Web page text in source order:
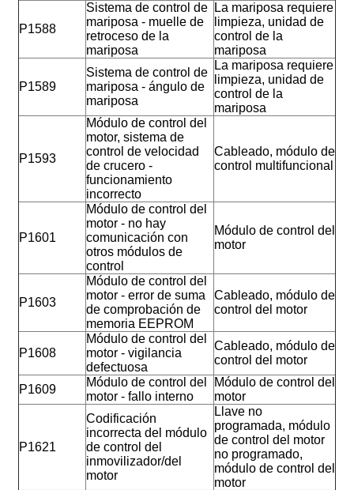
P1588
Sistema de control de
mariposa - muelle de
retroceso de la
mariposa
La mariposa requiere
limpieza, unidad de
control de la
mariposa
P1589
Sistema de control de
mariposa - ángulo de
mariposa
La mariposa requiere
limpieza, unidad de
control de la
mariposa
P1593
Módulo de control del
motor, sistema de
control de velocidad
de crucero -
funcionamiento
incorrecto
Cableado, módulo de
control multifuncional
P1601
Módulo de control del
motor - no hay
comunicación con
otros módulos de
control
Módulo de control del
motor
P1603
Módulo de control del
motor - error de suma
de comprobación de
memoria EEPROM
Cableado, módulo de
control del motor
P1608
Módulo de control del
motor - vigilancia
defectuosa
Cableado, módulo de
control del motor
P1609
Módulo de control del
motor - fallo interno
Módulo de control del
motor
P1621
Codificación
incorrecta del módulo
de control del
inmovilizador/del
motor
Llave no
programada, módulo
de control del motor
no programado,
módulo de control del
motor